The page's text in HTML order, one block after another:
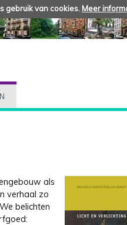
gebruik van cookies. Meer
als
verhaal zo
belichten